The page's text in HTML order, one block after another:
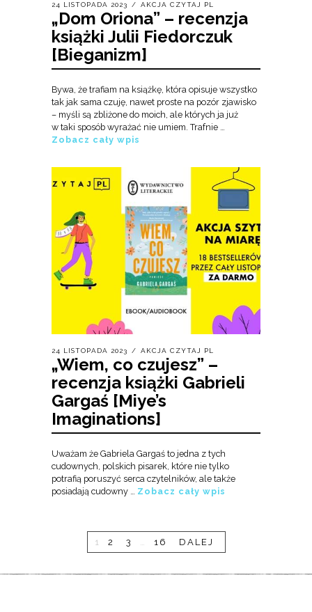
24 LISTOPADA 2023 AKCJA CZYTAJ PL
„Dom Oriona” – recenzja
książki Julii Fiedorczuk
[Bieganizm]
Bywa, że trafiam na książkę, która opisuje wszystko
tak jak sama czuję, nawet proste na pozór zjawisko
– myśli są zbliżone do moich, ale których ja już
w taki sposób wyrażać nie umiem. Trafnie …
Zobacz cały wpis
24 LISTOPADA 2023 AKCJA CZYTAJ PL
„Wiem, co czujesz” –
recenzja książki Gabrieli
Gargaś [Miye’s
Imaginations]
Uważam że Gabriela Gargaś to jedna z tych
cudownych, polskich pisarek, które nie tylko
potrafią poruszyć serca czytelników, ale także
posiadają cudowny … Zobacz cały wpis
1 2 3 … 16 DALEJ